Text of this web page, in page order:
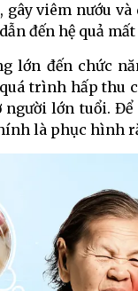
viêm nướu
đến hệ quả
lớn đến chức
trình hấp thu
người lớn tuổi.
là phục hình